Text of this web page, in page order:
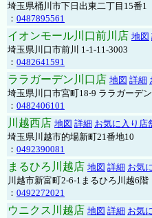
埼玉県桶川市下日出東二丁目15番
： 0487895561
イオンモール川口前川店 地図
埼玉県川口市前川 1-1-11-3003
： 0482641591
ララガーデン川口店 地図 詳細
埼玉県川口市宮町18-9 ララガーデ
： 0482406101
川越西店 地図 詳細 お気に入り店
埼玉県川越市的場新町21番地10
： 0492390081
まるひろ川越店 地図 詳細 お気
川越市新富町2-6-1まるひろ川越6階
： 0492272021
ウニクス川越店 地図 詳細 お気